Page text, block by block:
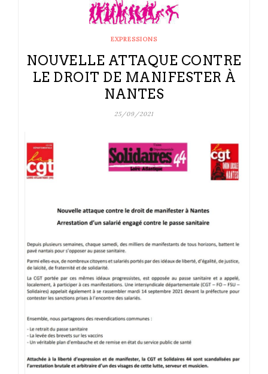
EXPRESSIONS
NOUVELLE ATTAQUE CONTRE
LE DROIT DE MANIFESTER À
NANTES
25/09/2021